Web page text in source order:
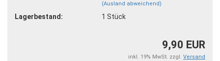
(Ausland abweichend)
Lagerbestand: 1 Stück
9,90 EUR
inkl. 19% MwSt. zzgl. Versand